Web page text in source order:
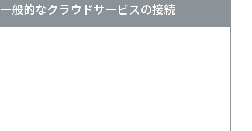
一般的なクラウドサービスの接続